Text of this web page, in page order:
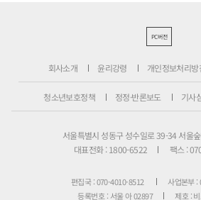
PC버전
회사소개 윤리강령 개인정보처리방
청소년보호정책 정정·반론보도 기사
서울특별시 성동구 성수일로 39-34 서울
대표전화 : 1800-6522
팩스 :
편집국 : 070-4010-8512
사업본부
등록번호 : 서울 아 02897
제호 :